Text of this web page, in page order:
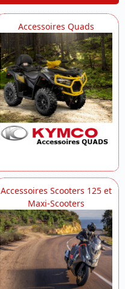
Accessoires Quads
Accessoires Scooters 125 et
Maxi-Scooters